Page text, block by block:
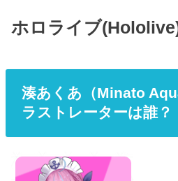
ホロライブ
湊あくあ（Minato
ラストレーターは誰？